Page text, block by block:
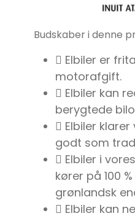
Budskaber i denne
 Elbiler er
motorafgift.
 Elbiler kan
berygtede
 Elbiler
godt som
 Elbiler i
kører på 100
grønlandsk
 Elbiler kan